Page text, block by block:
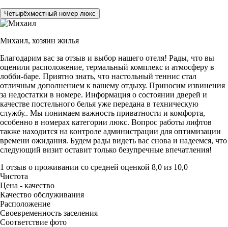
Четырёхместный номер люкс
Михаил, хозяин жилья
Благодарим вас за отзыв и выбор нашего отеля! Рады, что вы
оценили расположение, термальный комплекс и атмосферу в
лобби-баре. Приятно знать, что настольный теннис стал
отличным дополнением к вашему отдыху. Приносим извинения
за недостатки в номере. Информация о состоянии дверей и
качестве постельного белья уже передана в техническую
службу.. Мы понимаем важность приватности и комфорта,
особенно в номерах категории люкс. Вопрос работы лифтов
также находится на контроле администрации для оптимизации
времени ожидания. Будем рады видеть вас снова и надеемся, что
следующий визит оставит только безупречные впечатления!
1 отзыв о проживании со средней оценкой 8,0 из 10,0
Чистота
Цена - качество
Качество обслуживания
Расположение
Своевременность заселения
Соответствие фото